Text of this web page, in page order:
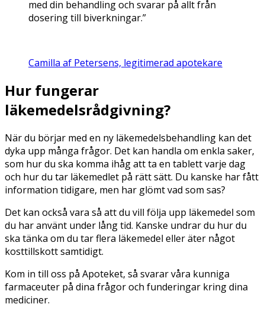
med din behandling och svarar på allt från
dosering till biverkningar.”
Camilla af Petersens, legitimerad apotekare
Hur fungerar
läkemedelsrådgivning?
När du börjar med en ny läkemedelsbehandling kan det
dyka upp många frågor. Det kan handla om enkla saker,
som hur du ska komma ihåg att ta en tablett varje dag
och hur du tar läkemedlet på rätt sätt. Du kanske har fått
information tidigare, men har glömt vad som sas?
Det kan också vara så att du vill följa upp läkemedel som
du har använt under lång tid. Kanske undrar du hur du
ska tänka om du tar flera läkemedel eller äter något
kosttillskott samtidigt.
Kom in till oss på Apoteket, så svarar våra kunniga
farmaceuter på dina frågor och funderingar kring dina
mediciner.